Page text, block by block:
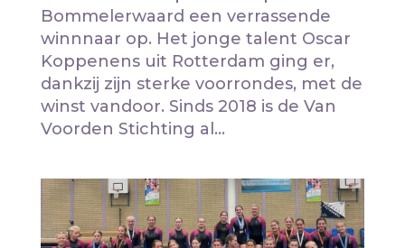
Bommelerwaard een verrassende
winnnaar op. Het jonge talent Oscar
Koppenens uit Rotterdam ging er,
dankzij zijn sterke voorrondes, met de
winst vandoor. Sinds 2018 is de Van
Voorden Stichting al...